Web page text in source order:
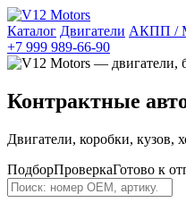
Каталог Двигатели АКПП /
+7 999 989-66-90
Контрактные
Двигатели, коробки, кузов,
ПодборПроверкаГотово к